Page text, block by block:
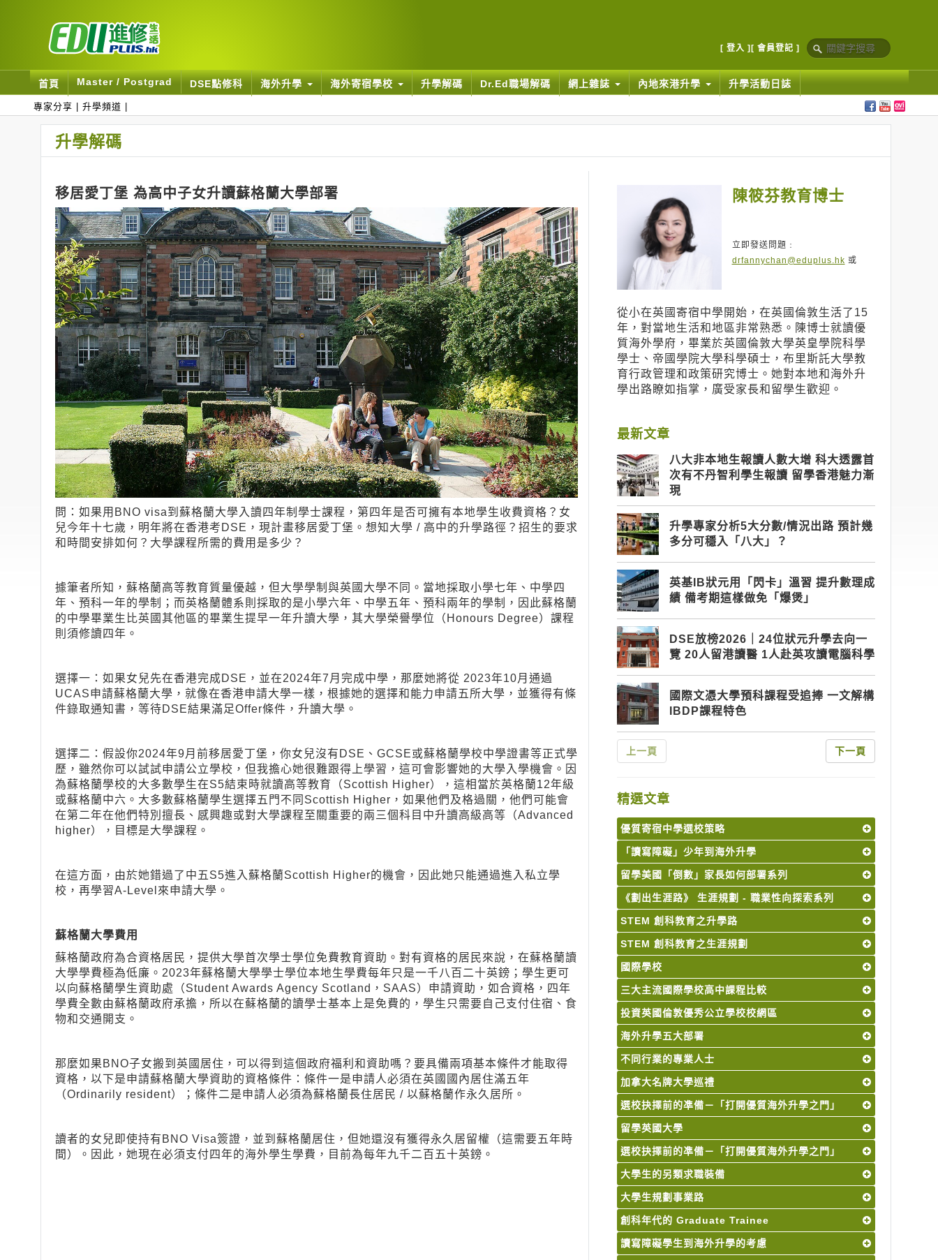
[ 登入 ] [ 會員登記 ]
首頁 Master / Postgrad DSE點修科 海外升學 海外寄宿學校 升學解碼 Dr.Ed職場解碼 網上雜誌 內地來港升學 升學活動日誌
專家分享 升學頻道
升學解碼
移居愛丁堡 為高中子女升讀蘇格蘭大學部署
問：如果用BNO visa到蘇格蘭大學入讀四年制學士課程，第四年是否可擁有本地學生收費資格？女
兒今年十七歲，明年將在香港考DSE，現計畫移居愛丁堡。想知大學 / 高中的升學路徑？招生的要求
和時間安排如何？大學課程所需的費用是多少？
據筆者所知，蘇格蘭高等教育質量優越，但大學學制與英國大學不同。當地採取小學七年、中學四
年、預科一年的學制；而英格蘭體系則採取的是小學六年、中學五年、預科兩年的學制，因此蘇格蘭
的中學畢業生比英國其他區的畢業生提早一年升讀大學，其大學榮譽學位（Honours Degree）課程
則須修讀四年。
選擇一：如果女兒先在香港完成DSE，並在2024年7月完成中學，那麼她將從 2023年10月通過
UCAS申請蘇格蘭大學，就像在香港申請大學一樣，根據她的選擇和能力申請五所大學，並獲得有條
件錄取通知書，等待DSE結果滿足Offer條件，升讀大學。
選擇二：假設你2024年9月前移居愛丁堡，你女兒沒有DSE、GCSE或蘇格蘭學校中學證書等正式學
歷，雖然你可以試試申請公立學校，但我擔心她很難跟得上學習，這可會影響她的大學入學機會。因
為蘇格蘭學校的大多數學生在S5結束時就讀高等教育（Scottish Higher），這相當於英格蘭12年級
或蘇格蘭中六。大多數蘇格蘭學生選擇五門不同Scottish Higher，如果他們及格過關，他們可能會
在第二年在他們特別擅長、感興趣或對大學課程至關重要的兩三個科目中升讀高級高等（Advanced
higher），目標是大學課程。
在這方面，由於她錯過了中五S5進入蘇格蘭Scottish Higher的機會，因此她只能通過進入私立學
校，再學習A-Level來申請大學。
蘇格蘭大學費用
蘇格蘭政府為合資格居民，提供大學首次學士學位免費教育資助。對有資格的居民來說，在蘇格蘭讀
大學學費極為低廉。2023年蘇格蘭大學學士學位本地生學費每年只是一千八百二十英鎊；學生更可
以向蘇格蘭學生資助處（Student Awards Agency Scotland，SAAS）申請資助，如合資格，四年
學費全數由蘇格蘭政府承擔，所以在蘇格蘭的讀學士基本上是免費的，學生只需要自己支付住宿、食
物和交通開支。
那麼如果BNO子女搬到英國居住，可以得到這個政府福利和資助嗎？要具備兩項基本條件才能取得
資格，以下是申請蘇格蘭大學資助的資格條件：條件一是申請人必須在英國國內居住滿五年
（Ordinarily resident）；條件二是申請人必須為蘇格蘭長住居民 / 以蘇格蘭作永久居所。
讀者的女兒即使持有BNO Visa簽證，並到蘇格蘭居住，但她還沒有獲得永久居留權（這需要五年時
間）。因此，她現在必須支付四年的海外學生學費，目前為每年九千二百五十英鎊。
陳筱芬教育博士
立即發送問題﹕
drfannychan@eduplus.hk 或
從小在英國寄宿中學開始，在英國倫敦生活了15
年，對當地生活和地區非常熟悉。陳博士就讀優
質海外學府，畢業於英國倫敦大學英皇學院科學
學士、帝國學院大學科學碩士，布里斯託大學教
育行政管理和政策研究博士。她對本地和海外升
學出路瞭如指掌，廣受家長和留學生歡迎。
最新文章
八大非本地生報讀人數大增 科大透露首
次有不丹智利學生報讀 留學香港魅力漸
現
升學專家分析5大分數/情況出路 預計幾
多分可穩入「八大」？
英基IB狀元用「閃卡」溫習 提升數理成
績 備考期這樣做免「爆煲」
DSE放榜2026｜24位狀元升學去向一
覽 20人留港讀醫 1人赴英攻讀電腦科學
國際文憑大學預科課程受追捧 一文解構
IBDP課程特色
上一頁 下一頁
精選文章
優質寄宿中學選校策略
「讀寫障礙」少年到海外升學
留學美國「倒數」家長如何部署系列
《劃出生涯路》 生涯規劃 - 職業性向探索系列
STEM 創科教育之升學路
STEM 創科教育之生涯規劃
國際學校
三大主流國際學校高中課程比較
投資英國倫敦優秀公立學校校網區
海外升學五大部署
不同行業的專業人士
加拿大名牌大學巡禮
選校抉擇前的凖備－「打開優質海外升學之門」
留學英國大學
選校抉擇前的凖備－「打開優質海外升學之門」
大學生的另類求職裝備
大學生規劃事業路
創科年代的 Graduate Trainee
讀寫障礙學生到海外升學的考慮